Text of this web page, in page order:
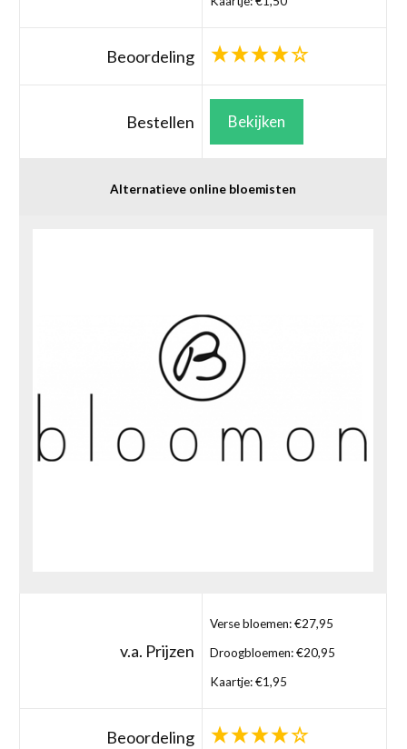
Beoordeling
Bestellen Bekijken
Alternatieve online bloemisten
v.a. Prijzen
Verse bloemen: €27,95
Droogbloemen: €20,95
Kaartje: €1,95
Beoordeling